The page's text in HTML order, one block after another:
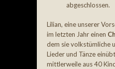
abgeschlossen.
Lilian, eine unserer
im letzten Jahr einen
dem sie volkstümliche
Lieder und Tänze
mittlerweile aus 40